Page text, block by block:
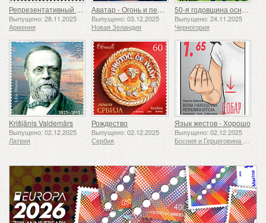
Репрезентативный список нематериального культурного наследия человечества ЮНЕСКО — Традиция кузнечного дела в Гюмри
Выпущено: 28.11.2025
Армения
Аватар - Огонь и пепел
Выпущено: 03.12.2025
Новая Зеландия
50-я годовщина основания Ассоциации скаутов «24 ноября»
Выпущено: 24.11.2025
Черногория
Krišjānis Valdemārs
Выпущено: 02.12.2025
Латвия
Рождество
Выпущено: 02.12.2025
Сербия
Язык жестов - Хорошо
Выпущено: 02.12.2025